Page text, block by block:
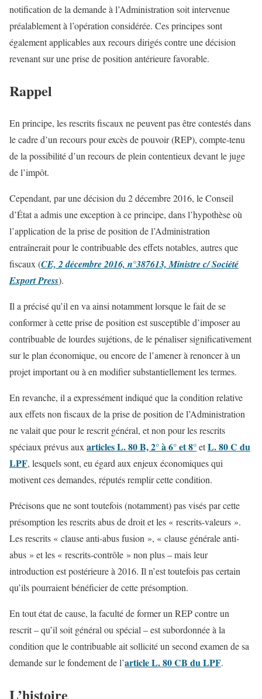
notification de la demande à l’Administration soit intervenue
préalablement à l’opération considérée. Ces principes sont
également applicables aux recours dirigés contre une décision
revenant sur une prise de position antérieure favorable.
Rappel
En principe, les rescrits fiscaux ne peuvent pas être contestés dans
le cadre d’un recours pour excès de pouvoir (REP), compte-tenu
de la possibilité d’un recours de plein contentieux devant le juge
de l’impôt.
Cependant, par une décision du 2 décembre 2016, le Conseil
d’État a admis une exception à ce principe, dans l’hypothèse où
l’application de la prise de position de l’Administration
entraînerait pour le contribuable des effets notables, autres que
fiscaux (CE, 2 décembre 2016, n°387613, Ministre c/ Société
Export Press).
Il a précisé qu’il en va ainsi notamment lorsque le fait de se
conformer à cette prise de position est susceptible d’imposer au
contribuable de lourdes sujétions, de le pénaliser significativement
sur le plan économique, ou encore de l’amener à renoncer à un
projet important ou à en modifier substantiellement les termes.
En revanche, il a expressément indiqué que la condition relative
aux effets non fiscaux de la prise de position de l’Administration
ne valait que pour le rescrit général, et non pour les rescrits
spéciaux prévus aux articles L. 80 B, 2° à 6° et 8°etL. 80 C du
LPF, lesquels sont, eu égard aux enjeux économiques qui
motivent ces demandes, réputés remplir cette condition.
Précisons que ne sont toutefois (notamment) pas visés par cette
présomption les rescrits abus de droit et les « rescrits-valeurs ».
Les rescrits « clause anti-abus fusion », « clause générale anti-
abus » et les « rescrits-contrôle » non plus – mais leur
introduction est postérieure à 2016. Il n’est toutefois pas certain
qu’ils pourraient bénéficier de cette présomption.
En tout état de cause, la faculté de former un REP contre un
rescrit – qu’il soit général ou spécial – est subordonnée à la
condition que le contribuable ait sollicité un second examen de sa
demande sur le fondement de l’article L. 80 CB du LPF.
L’histoire